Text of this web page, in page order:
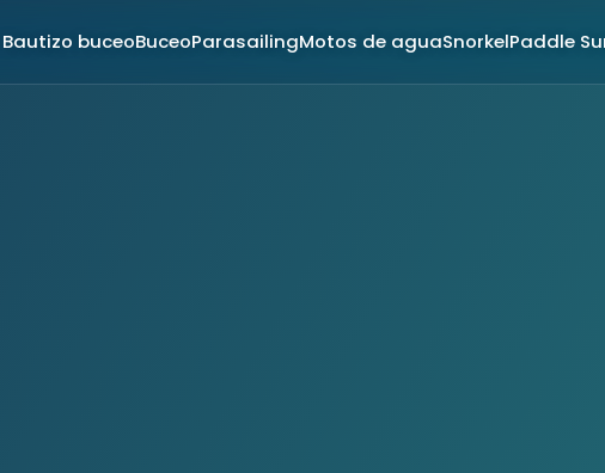
Bautizo buceoBuceoParasailingMotos de aguaSnorkelPaddle